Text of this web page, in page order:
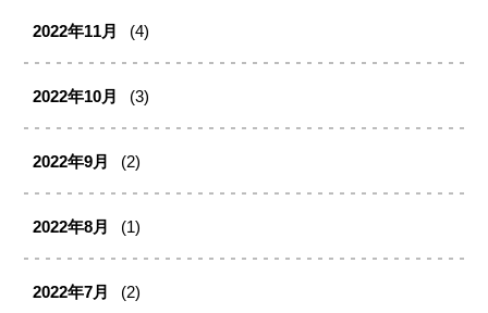
2022年11月 (4)
2022年10月 (3)
2022年9月 (2)
2022年8月 (1)
2022年7月 (2)